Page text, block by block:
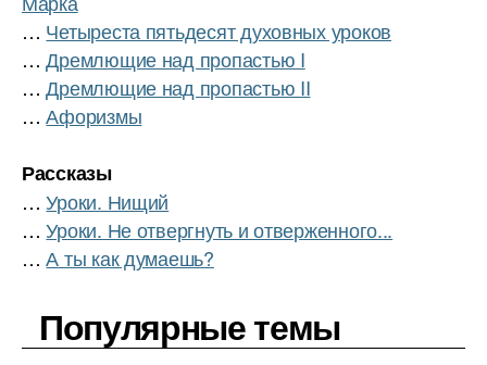
… Четыреста пятьдесят духовных уроков
…Дремлющие над пропастью I
…Дремлющие над пропастью II
…Афоризмы
Рассказы
…Уроки. Нищий
…Уроки. Не отвергнуть и отверженного...
…А ты как думаешь?
Популярные темы